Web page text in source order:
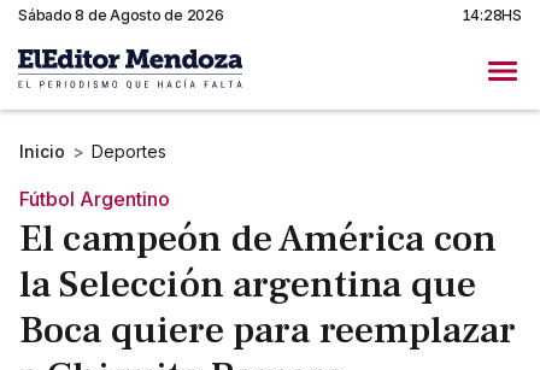
Sábado 8 de Agosto de 2026 14:28HS
Inicio > Deportes
Fútbol Argentino
El campeón de América con
la Selección argentina que
Boca quiere para reemplazar